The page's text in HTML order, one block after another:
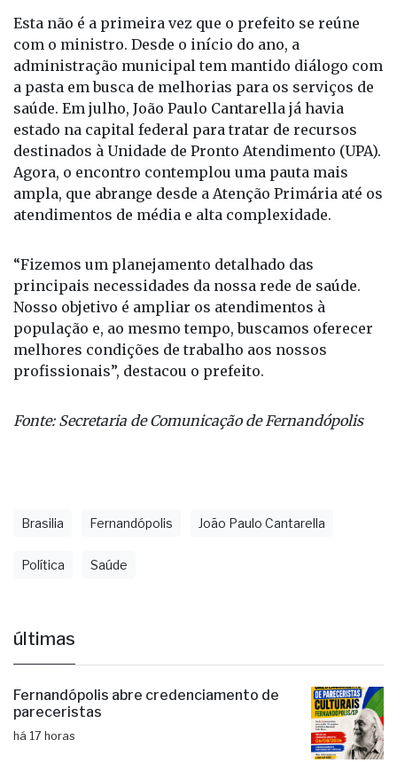
Esta não é a primeira vez que o prefeito se reúne
com o ministro. Desde o início do ano, a
administração municipal tem mantido diálogo com
a pasta em busca de melhorias para os serviços de
saúde. Em julho, João Paulo Cantarella já havia
estado na capital federal para tratar de recursos
destinados à Unidade de Pronto Atendimento (UPA).
Agora, o encontro contemplou uma pauta mais
ampla, que abrange desde a Atenção Primária até os
atendimentos de média e alta complexidade.
“Fizemos um planejamento detalhado das
principais necessidades da nossa rede de saúde.
Nosso objetivo é ampliar os atendimentos à
população e, ao mesmo tempo, buscamos oferecer
melhores condições de trabalho aos nossos
profissionais”, destacou o prefeito.
Fonte: Secretaria de Comunicação de Fernandópolis
Brasilia Fernandópolis João Paulo Cantarella
Política Saúde
últimas
Fernandópolis abre credenciamento de
pareceristas
há 17 horas